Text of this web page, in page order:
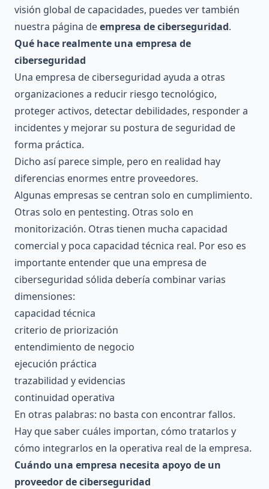
visión global de capacidades, puedes ver también
nuestra página deempresa de ciberseguridad.
Qué hace realmente una empresa de
ciberseguridad
Una empresa de ciberseguridad ayuda a otras
organizaciones a reducir riesgo tecnológico,
proteger activos, detectar debilidades, responder a
incidentes y mejorar su postura de seguridad de
forma práctica.
Dicho así parece simple, pero en realidad hay
diferencias enormes entre proveedores.
Algunas empresas se centran solo en cumplimiento.
Otras solo en pentesting. Otras solo en
monitorización. Otras tienen mucha capacidad
comercial y poca capacidad técnica real. Por eso es
importante entender que una empresa de
ciberseguridad sólida debería combinar varias
dimensiones:
capacidad técnica
criterio de priorización
entendimiento de negocio
ejecución práctica
trazabilidad y evidencias
continuidad operativa
En otras palabras: no basta con encontrar fallos.
Hay que saber cuáles importan, cómo tratarlos y
cómo integrarlos en la operativa real de la empresa.
Cuándo una empresa necesita apoyo de un
proveedor de ciberseguridad